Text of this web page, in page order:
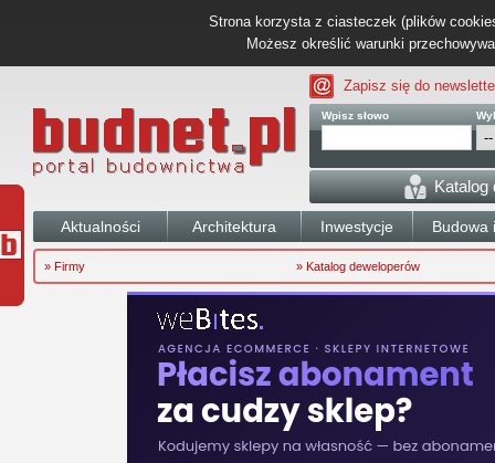
Strona korzysta z ciasteczek (plików
Możesz określić warunki
Zapisz się do
Wpisz słowo
Katalog
Aktualności Architektura Inwestycje Budowa
» Firmy » Katalog deweloperów